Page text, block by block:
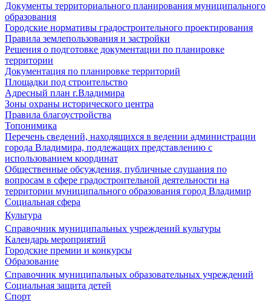
Документы территориального планирования муниципального
образования
Городские нормативы градостроительного проектирования
Правила землепользования и застройки
Решения о подготовке документации по планировке
территории
Документация по планировке территорий
Площадки под строительство
Адресный план г.Владимира
Зоны охраны исторического центра
Правила благоустройства
Топонимика
Перечень сведений, находящихся в ведении администрации
города Владимира, подлежащих представлению с
использованием координат
Общественные обсуждения, публичные слушания по
вопросам в сфере градостроительной деятельности на
территории муниципального образования город Владимир
Социальная сфера
Культура
Справочник муниципальных учреждений культуры
Календарь мероприятий
Городские премии и конкурсы
Образование
Справочник муниципальных образовательных учреждений
Социальная защита детей
Спорт